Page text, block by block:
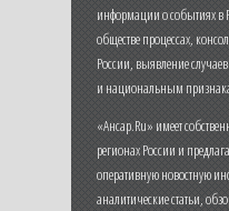
информации о событиях в
обществе процессах,
России, выявление
и национальным
«Ансар.Ru» имеет
регионах России и
оперативную новостную
аналитические статьи,